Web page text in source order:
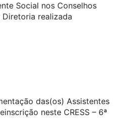
Social nos Conselhos
Diretoria realizada
das(os) Assistentes
neste CRESS – 6ª